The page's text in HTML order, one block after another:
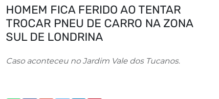
HOMEM FICA FERIDO AO TENTAR
TROCAR PNEU DE CARRO NA ZONA
SUL DE LONDRINA
Caso aconteceu no Jardim Vale dos Tucanos.